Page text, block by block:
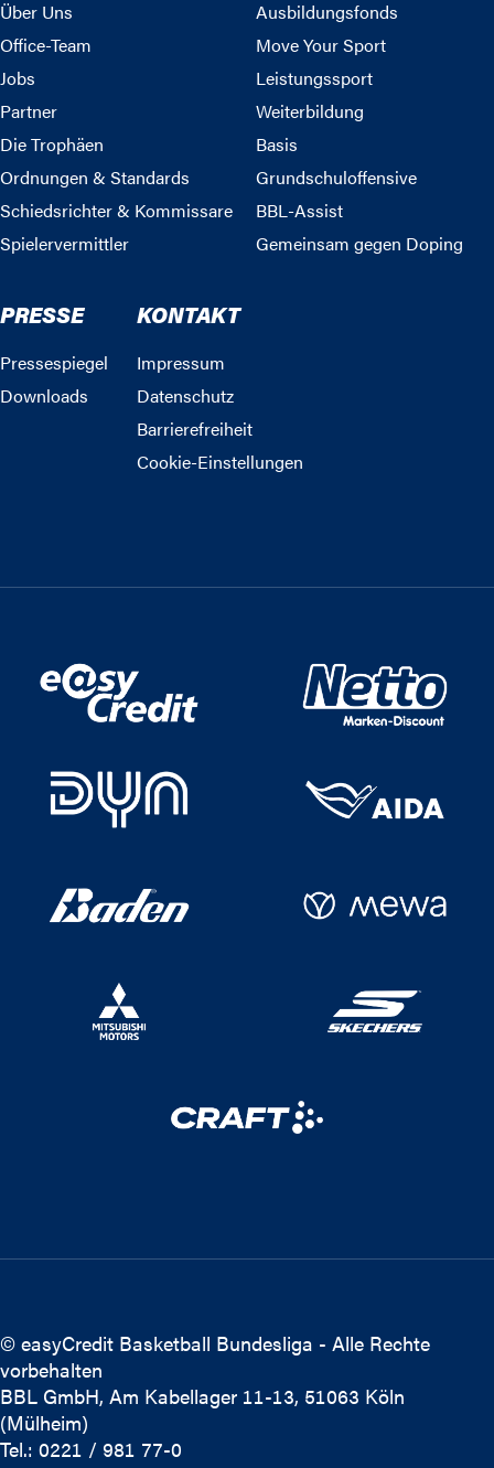
Über Uns
Office-Team
Jobs
Partner
Die Trophäen
Ordnungen & Standards
Schiedsrichter & Kommissare
Spielervermittler
Ausbildungsfonds
Move Your Sport
Leistungssport
Weiterbildung
Basis
Grundschuloffensive
BBL-Assist
Gemeinsam gegen Doping
PRESSE
Pressespiegel
Downloads
KONTAKT
Impressum
Datenschutz
Barrierefreiheit
Cookie-Einstellungen
© easyCredit Basketball Bundesliga - Alle Rechte
vorbehalten
BBL GmbH, Am Kabellager 11-13, 51063 Köln
(Mülheim)
Tel.: 0221 / 981 77-0